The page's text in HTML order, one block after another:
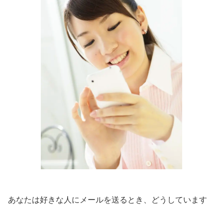
あなたは好きな人にメールを送るとき、どうしています